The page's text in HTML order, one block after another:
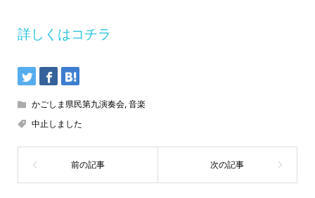
詳しくはコチラ
かごしま県民第九演奏会, 音楽
中止しました